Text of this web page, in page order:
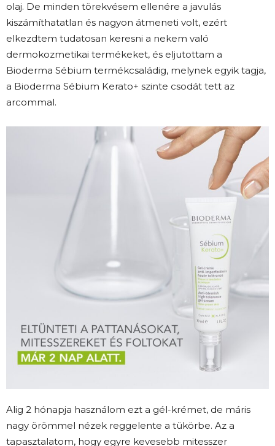
olaj. De minden törekvésem ellenére a javulás
kiszámíthatatlan és nagyon átmeneti volt, ezért
elkezdtem tudatosan keresni a nekem való
dermokozmetikai termékeket, és eljutottam a
Bioderma Sébium termékcsaládig, melynek egyik tagja,
a Bioderma Sébium Kerato+ szinte csodát tett az
arcommal.
Alig 2 hónapja használom ezt a gél-krémet, de máris
nagy örömmel nézek reggelente a tükörbe. Az a
tapasztalatom, hogy egyre kevesebb mitesszer